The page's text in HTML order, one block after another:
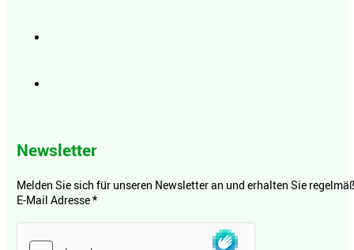
Newsletter
Melden Sie sich für unseren Newsletter an und erhalten Sie
E-Mail Adresse*